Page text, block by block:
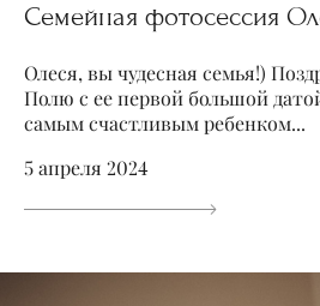
Семейная фотосессия
Олеся, вы чудесная семья!)
Полю с ее первой большой
самым счастливым ребенком...
5 апреля 2024